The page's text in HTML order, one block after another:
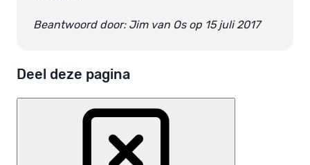
Beantwoord door: Jim van Os op 15 juli 2017
Deel deze pagina